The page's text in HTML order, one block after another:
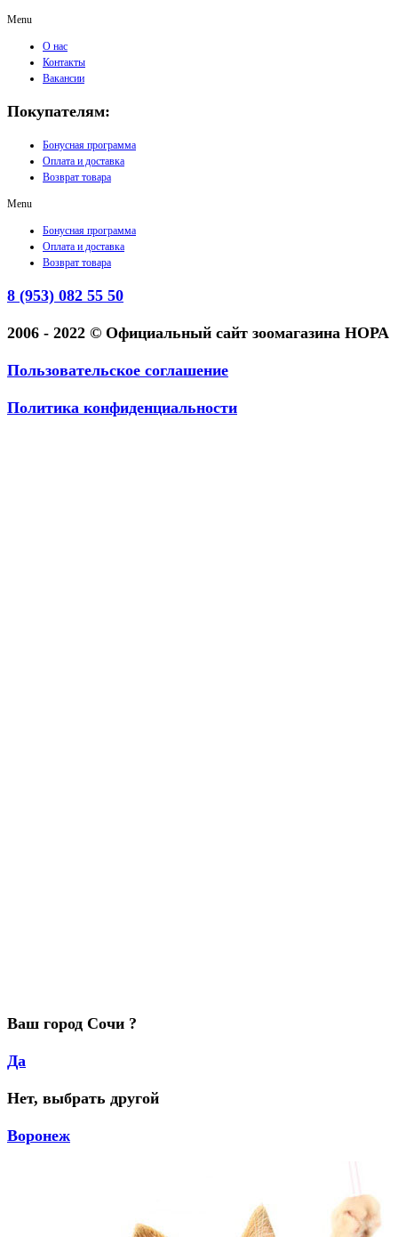
Menu
О нас
Контакты
Вакансии
Покупателям:
Бонусная программа
Оплата и доставка
Возврат товара
Menu
Бонусная программа
Оплата и доставка
Возврат товара
8 (953) 082 55 50
2006 - 2022 © Официальный сайт зоомагазина НОРА
Пользовательское соглашение
Политика конфиденциальности
Ваш город Сочи ?
Да
Нет, выбрать другой
Воронеж